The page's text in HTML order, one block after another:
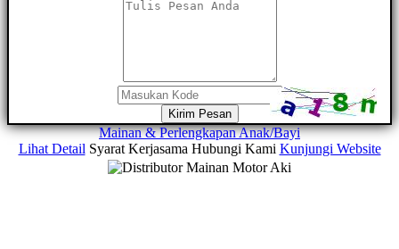
Kirim Pesan
Mainan & Perlengkapan Anak/Bayi
Lihat Detail Syarat Kerjasama Hubungi Kami Kunjungi Website